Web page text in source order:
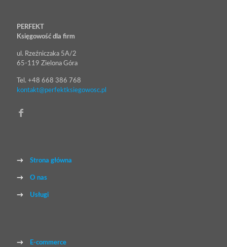
PERFEKT
Księgowość dla firm
ul. Rzeźniczaka 5A/2
65-119 Zielona Góra
Tel. +48 668 386 768
kontakt@perfektksiegowosc.pl
→ Strona główna
→ O nas
→ Usługi
→ E-commerce